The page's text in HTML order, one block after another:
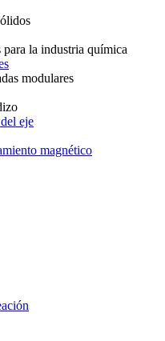
para la industria química
modulares
eje
magnético